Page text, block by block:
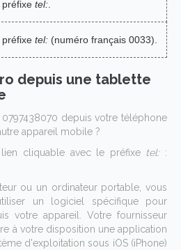
préfixe tel:
préfixe tel: (numéro français 0033).
depuis une tablette
depuis votre téléphone
appareil mobile ?
cliquable avec le préfixe tel::
ou un ordinateur portable, vous
un logiciel spécifique pour
votre appareil. Votre fournisseur
à votre disposition une application
d'exploitation sous iOS (iPhone)